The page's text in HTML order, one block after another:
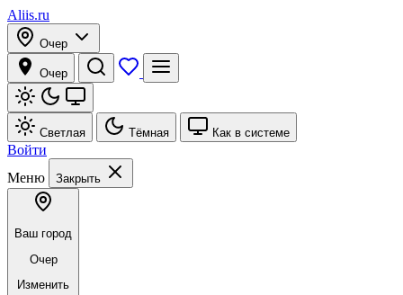
Aliis.ru
Очер
Очер
Светлая Тёмная Как в системе
Войти
Меню
Закрыть
Ваш город
Очер
Изменить